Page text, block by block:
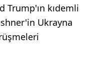
Trump'ın kıdemli
Ukrayna